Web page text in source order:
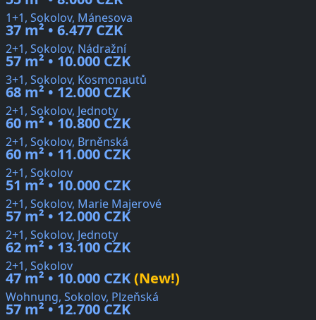
1+1, Sokolov, Mánesova
37 m² • 6.477 CZK
2+1, Sokolov, Nádražní
57 m² • 10.000 CZK
3+1, Sokolov, Kosmonautů
68 m² • 12.000 CZK
2+1, Sokolov, Jednoty
60 m² • 10.800 CZK
2+1, Sokolov, Brněnská
60 m² • 11.000 CZK
2+1, Sokolov
51 m² • 10.000 CZK
2+1, Sokolov, Marie Majerové
57 m² • 12.000 CZK
2+1, Sokolov, Jednoty
62 m² • 13.100 CZK
2+1, Sokolov
47 m² • 10.000 CZK(New!)
Wohnung, Sokolov, Plzeňská
57 m² • 12.700 CZK